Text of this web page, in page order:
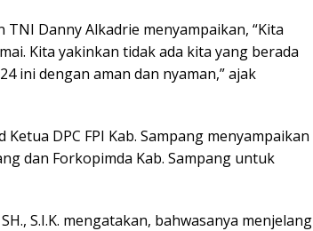
Danny Alkadrie menyampaikan, “Kita
Kita yakinkan tidak ada kita yang berada
ini dengan aman dan nyaman,” ajak
DPC FPI Kab. Sampang menyampaikan
dan Forkopimda Kab. Sampang untuk
S.I.K. mengatakan, bahwasanya menjelang